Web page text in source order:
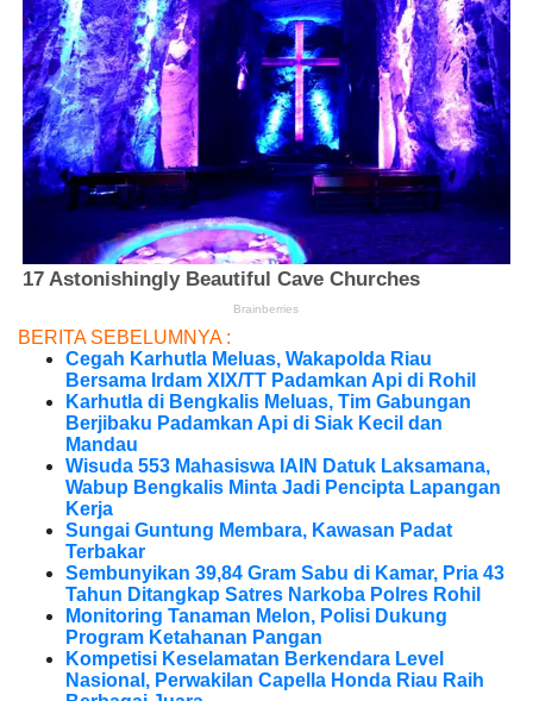
BERITA SEBELUMNYA :
Cegah Karhutla Meluas, Wakapolda Riau
Bersama Irdam XIX/TT Padamkan Api di Rohil
Karhutla di Bengkalis Meluas, Tim Gabungan
Berjibaku Padamkan Api di Siak Kecil dan
Mandau
Wisuda 553 Mahasiswa IAIN Datuk Laksamana,
Wabup Bengkalis Minta Jadi Pencipta Lapangan
Kerja
Sungai Guntung Membara, Kawasan Padat
Terbakar
Sembunyikan 39,84 Gram Sabu di Kamar, Pria 43
Tahun Ditangkap Satres Narkoba Polres Rohil
Monitoring Tanaman Melon, Polisi Dukung
Program Ketahanan Pangan
Kompetisi Keselamatan Berkendara Level
Nasional, Perwakilan Capella Honda Riau Raih